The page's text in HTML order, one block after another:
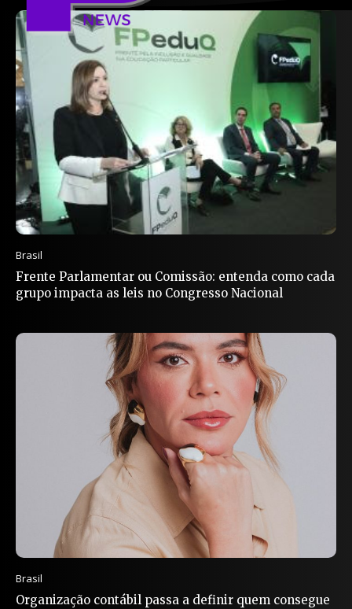
Brasil
Frente Parlamentar ou Comissão: entenda como cada
grupo impacta as leis no Congresso Nacional
Brasil
Organização contábil passa a definir quem consegue